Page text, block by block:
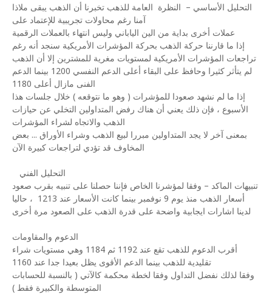
التحليل الأساسي – النظرة العامة للذهب تخبرنا أن الذهب يبقى ملاذا
آمنا رغم محاولات تجريبية للإعتماد على
عملات أخرى بداية من الين الياباني وليس انتهاء بالعملات الرقمية
إذا ما قارننا حركة الذهب بحركة المؤشرات الأمريكية سنجد أنه رغم
تراجعات المؤشرات الأمريكية لمستويات مغرية للمشترين إلا أن الذهب
لم يتأثر كثيرا وحافظ على البقاء أعلى الدعم النفسي 1200 بينما الدعم
الفنى مازال أعلى 1180
إذا ما لم نشهد صعودا للمؤشرات ( وهو ما نتوقعه ) خلال جلسات هذا
الأسبوع ، فإن ذلك يعني أن هناك رفض المتداولين التخلي عن حيازات
الذهب والاتجاه لشراء المؤشرات
بمعنى آخر لا يجد المتداولين مبررا لبيع الذهب وشراء الأوراق ... بعض
المخاوف قد تؤدي لتراجعات كبيرة الآن
التحليل الفني
تنبيهات الماكد – وفقا لمؤشرنا الخاص فإننا حصلنا على تنبيه بقرب صعود
أسعار الذهب منذ يوم 9 نوفمبر بينما كانت الأسعار عند 1213
، حاليا
لدينا اشارات ايجابية واضحة على قدرة الذهب على الصعود مرة أخرى
الدعوم والمقاومات
أقرب الدعوم للذهب تقع عند 1192 ثم 1184 وهي مستويات شراء
تقليدية للذهب بينما الدعم الأقوى يظل بعيدا جدا عند 1160
وفقا لذلك نفضل التداول وفقا لخطة محكمة كالآتي ( بالنسبة للحسابات
المتوسطة والكبيرة فقط )